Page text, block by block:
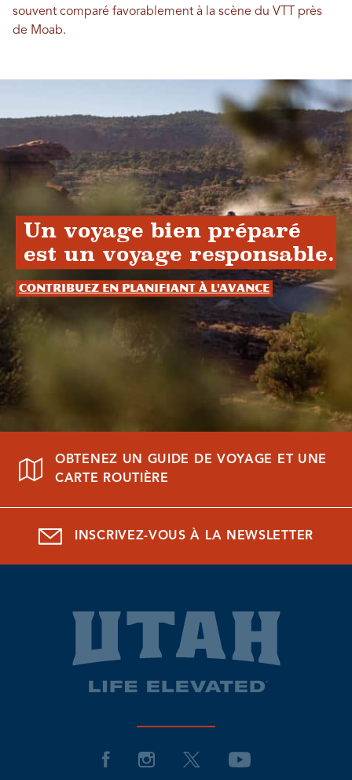
souvent comparé favorablement à la scène du VTT près
de Moab.
Un voyage bien préparé
est un voyage responsable.
Contribuez en planifiant à l'avance
OBTENEZ UN GUIDE DE VOYAGE ET UNE
CARTE ROUTIÈRE
INSCRIVEZ-VOUS À LA NEWSLETTER